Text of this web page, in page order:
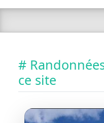
#
ce site